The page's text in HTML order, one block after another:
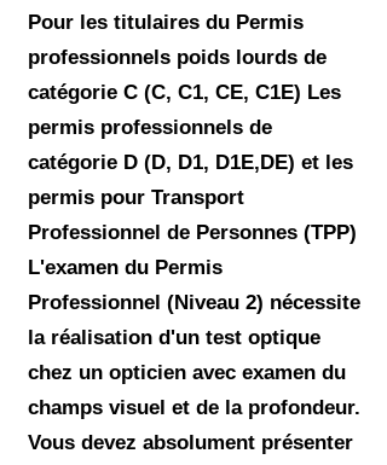
Pour les titulaires du Permis
professionnels poids lourds de
catégorie C (C, C1, CE, C1E) Les
permis professionnels de
catégorie D (D, D1, D1E,DE) et les
permis pour Transport
Professionnel de Personnes (TPP)
L'examen du Permis
Professionnel (Niveau 2) nécessite
la réalisation d'un test optique
chez un opticien avec examen du
champs visuel et de la profondeur.
Vous devez absolument présenter